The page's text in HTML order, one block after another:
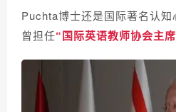
Puchta博士还是国际著名认知
曾担任“国际英语教师协会主